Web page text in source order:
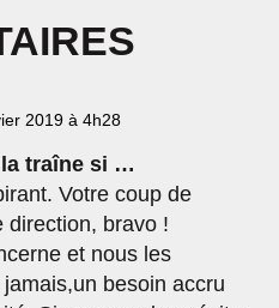
2019 à 4h28
traîne si …
Votre coup de
direction, bravo !
et nous les
besoin accru